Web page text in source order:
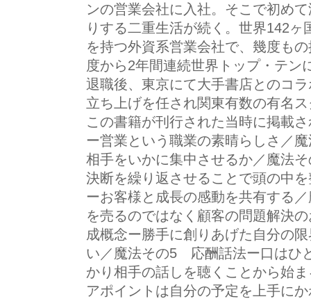
ンの営業会社に入社。そこで初め
りする二重生活が続く。世界142
を持つ外資系営業会社で、幾度も
度から2年間連続世界トップ・テン
退職後、東京にて大手書店とのコ
立ち上げを任され関東有数の有名
この書籍が刊行された当時に掲載
ー営業という職業の素晴らしさ／
相手をいかに集中させるか／魔法
決断を繰り返させることで頭の中
ーお客様と成長の感動を共有する
を売るのではなく顧客の問題解決
成概念ー勝手に創りあげた自分の
い／魔法その5 応酬話法ー口はひ
かり相手の話しを聴くことから始
アポイントは自分の予定を上手に